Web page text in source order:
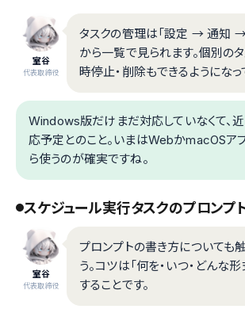
室谷
代表取締役
タスクの管理は「設定 → 通知 →
から一覧で見られます。個別の
時停止・削除もできるようになっ
Windows版だけまだ対応していなくて、
応予定とのこと。いまはWebかmacOSア
ら使うのが確実ですね。
スケジュール実行タスクのプロンプ
室谷
代表取締役
プロンプトの書き方についても
う。コツは「何を・いつ・どんな
することです。